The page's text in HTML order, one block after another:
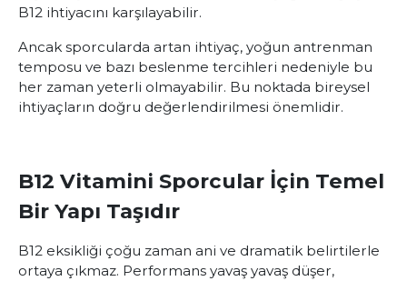
B12 ihtiyacını karşılayabilir.
Ancak sporcularda artan ihtiyaç, yoğun antrenman
temposu ve bazı beslenme tercihleri nedeniyle bu
her zaman yeterli olmayabilir. Bu noktada bireysel
ihtiyaçların doğru değerlendirilmesi önemlidir.
B12 Vitamini Sporcular İçin Temel
Bir Yapı Taşıdır
B12 eksikliği çoğu zaman ani ve dramatik belirtilerle
ortaya çıkmaz. Performans yavaş yavaş düşer,